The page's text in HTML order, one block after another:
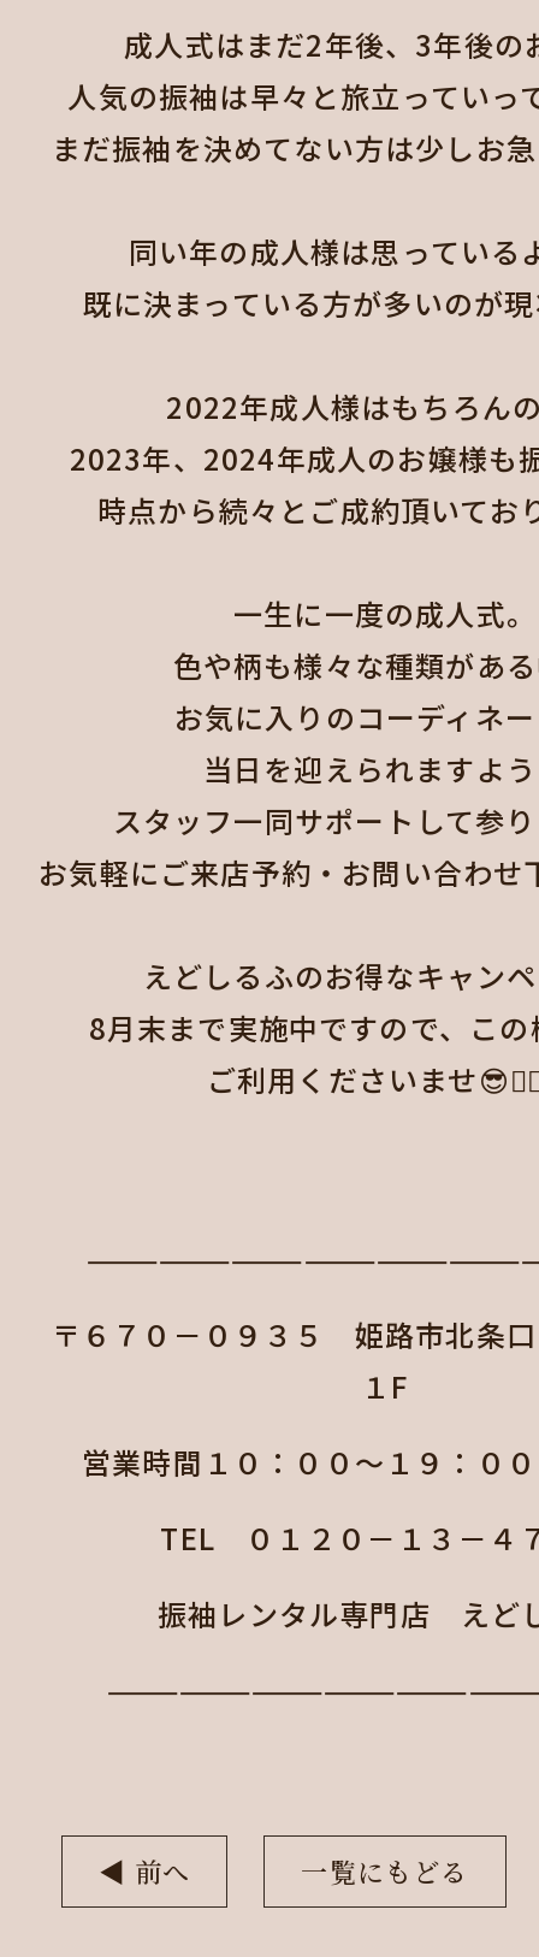
成人式はまだ2年後、3年後の
人気の振袖は早々と旅立っていっ
まだ振袖を決めてない方は少しお
同い年の成人様は思っている
既に決まっている方が多いのが
2022年成人様はもちろん
2023年、2024年成人のお嬢様も
時点から続々とご成約頂いてお
一生に一度の成人式。
色や柄も様々な種類があ
お気に入りのコーディネ
当日を迎えられますよ
スタッフ一同サポートして参
お気軽にご来店予約・お問い合わせ
えどしるふのお得なキャン
8月末まで実施中ですので、こ
ご利用くださいませ
〒６７０－０９３５ 姫路市北条
１F
営業時間１０：００～１９：０
TEL ０１２０－１３－４
振袖レンタル専門店 えど
◀︎ 前へ 一覧にもどる